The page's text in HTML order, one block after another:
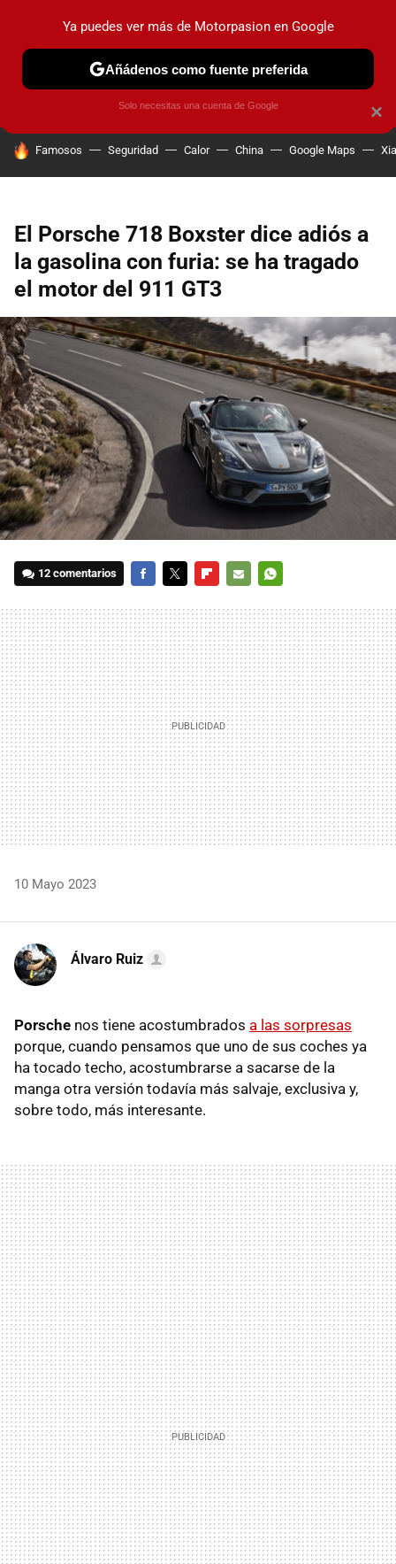
PRUEBAS COCHES ELÉCTRICOS OBSERVATORIO
HOY SE HABLA DE
Famosos Seguridad Calor China Google Maps
El Porsche 718 Boxster dice adiós a
la gasolina con furia: se ha tragado
el motor del 911 GT3
12 comentarios
MAIL
10 Mayo 2023
Álvaro Ruiz
Porsche nos tiene acostumbrados a las sorpresas
porque, cuando pensamos que uno de sus coches ya
ha tocado techo, acostumbrarse a sacarse de la
manga otra versión todavía más salvaje, exclusiva y,
sobre todo, más interesante.
×
Ya puedes ver más de Motorpasion en Google
Añádenos como fuente preferida
Solo necesitas una cuenta de Google